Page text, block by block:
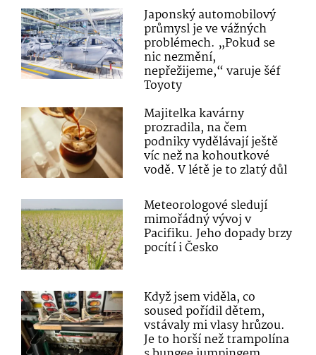
Japonský automobilový
průmysl je ve vážných
problémech. „Pokud se
nic nezmění,
nepřežijeme,“ varuje šéf
Toyoty
Majitelka kavárny
prozradila, na čem
podniky vydělávají ještě
víc než na kohoutkové
vodě. V létě je to zlatý důl
Meteorologové sledují
mimořádný vývoj v
Pacifiku. Jeho dopady brzy
pocítí i Česko
Když jsem viděla, co
soused pořídil dětem,
vstávaly mi vlasy hrůzou.
Je to horší než trampolína